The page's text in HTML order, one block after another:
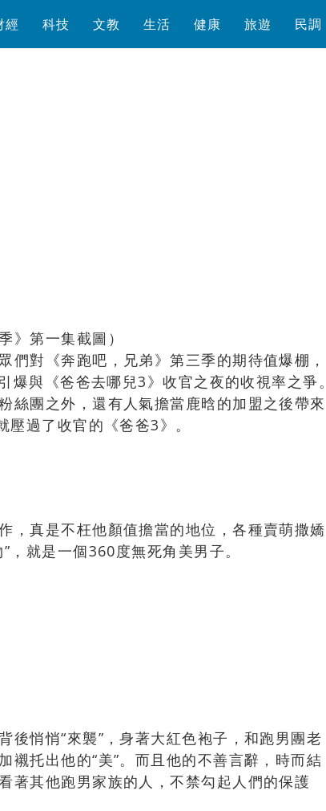
經 科技 文教 生活 健康 旅遊 民調
》第一集截圖）
們對《奔跑吧，兄弟》第三季的期待值爆棚，
與《爸爸去哪兒3》收官之夜的收視率之爭。
絲團之外，還有人氣擔當鹿晗的加盟之後帶來
壓過了收官的《爸爸3》。
，真是不枉他顏值擔當的地位，各種賣萌撒嬌
，就是一個360度無死角美男子。
後悄悄“來襲”，身著大紅色袍子，和跑男團老
襯托出他的“美”。而且他的不善言辭，時而結
著其他跑男家族的人，不禁勾起人們的保護